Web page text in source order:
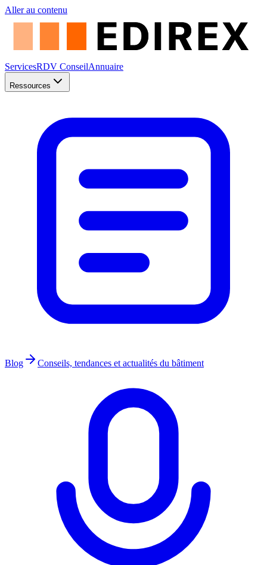
Aller au contenu
ServicesRDV ConseilAnnuaire
Ressources
Blog Conseils, tendances et actualités du bâtiment